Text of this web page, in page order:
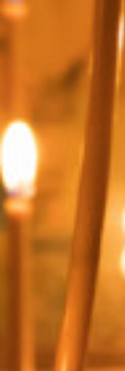
SEARCH